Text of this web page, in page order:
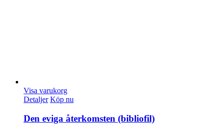
Visa varukorg
Detaljer Köp nu
Den eviga återkomsten (bibliofil)